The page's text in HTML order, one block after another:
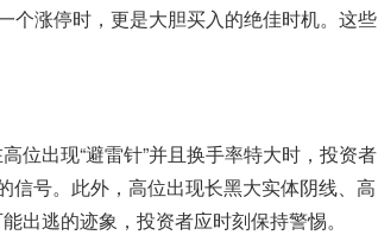
个涨停时，更是大胆买入的绝佳时机。这些
位出现“避雷针”并且换手率特大时，投资者
信号。此外，高位出现长黑大实体阴线、高
出逃的迹象，投资者应时刻保持警惕。